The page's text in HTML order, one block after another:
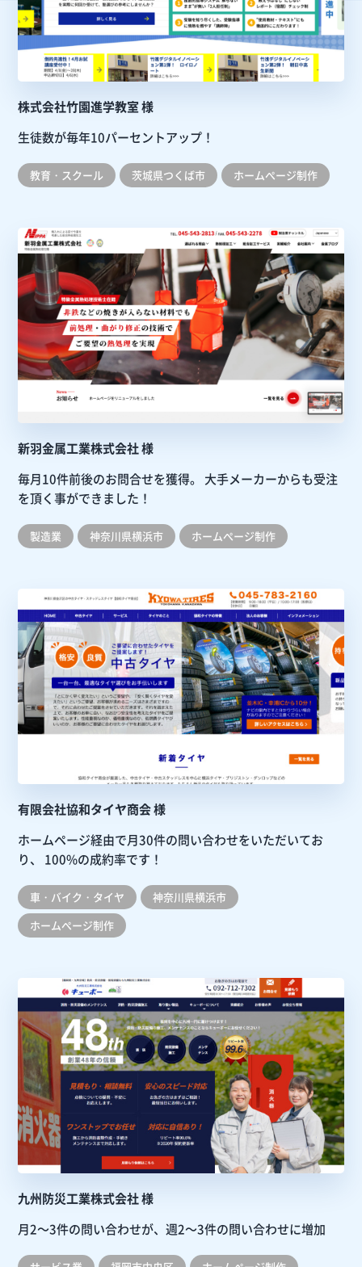
株式会社竹園進学教室 様
生徒数が毎年10パーセントアップ！
教育・スクール 茨城県つくば市 ホームぺージ制作
新羽金属工業株式会社 様
毎月10件前後のお問合せを獲得。
大手メーカーからも受注
を頂く事ができました！
製造業 神奈川県横浜市 ホームぺージ制作
有限会社協和タイヤ商会 様
ホームページ経由で月30件の問い合わせをいただいてお
り、
100%の成約率です！
車・バイク・タイヤ
神奈川県横浜市
ホームぺージ制作
九州防災工業株式会社 様
月2～3件の問い合わせが、週2～3件の問い合わせに増加